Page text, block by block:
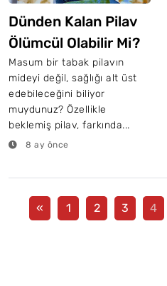
Dünden Kalan Pilav
Ölümcül Olabilir Mi?
Masum bir tabak pilavın
mideyi değil, sağlığı alt üst
edebileceğini biliyor
muydunuz? Özellikle
beklemiş pilav, farkında...
8 ay önce
« 1 2 3 4